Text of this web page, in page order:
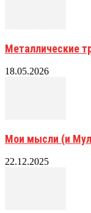
Металлические
18.05.2026
Мои мысли (и
22.12.2025